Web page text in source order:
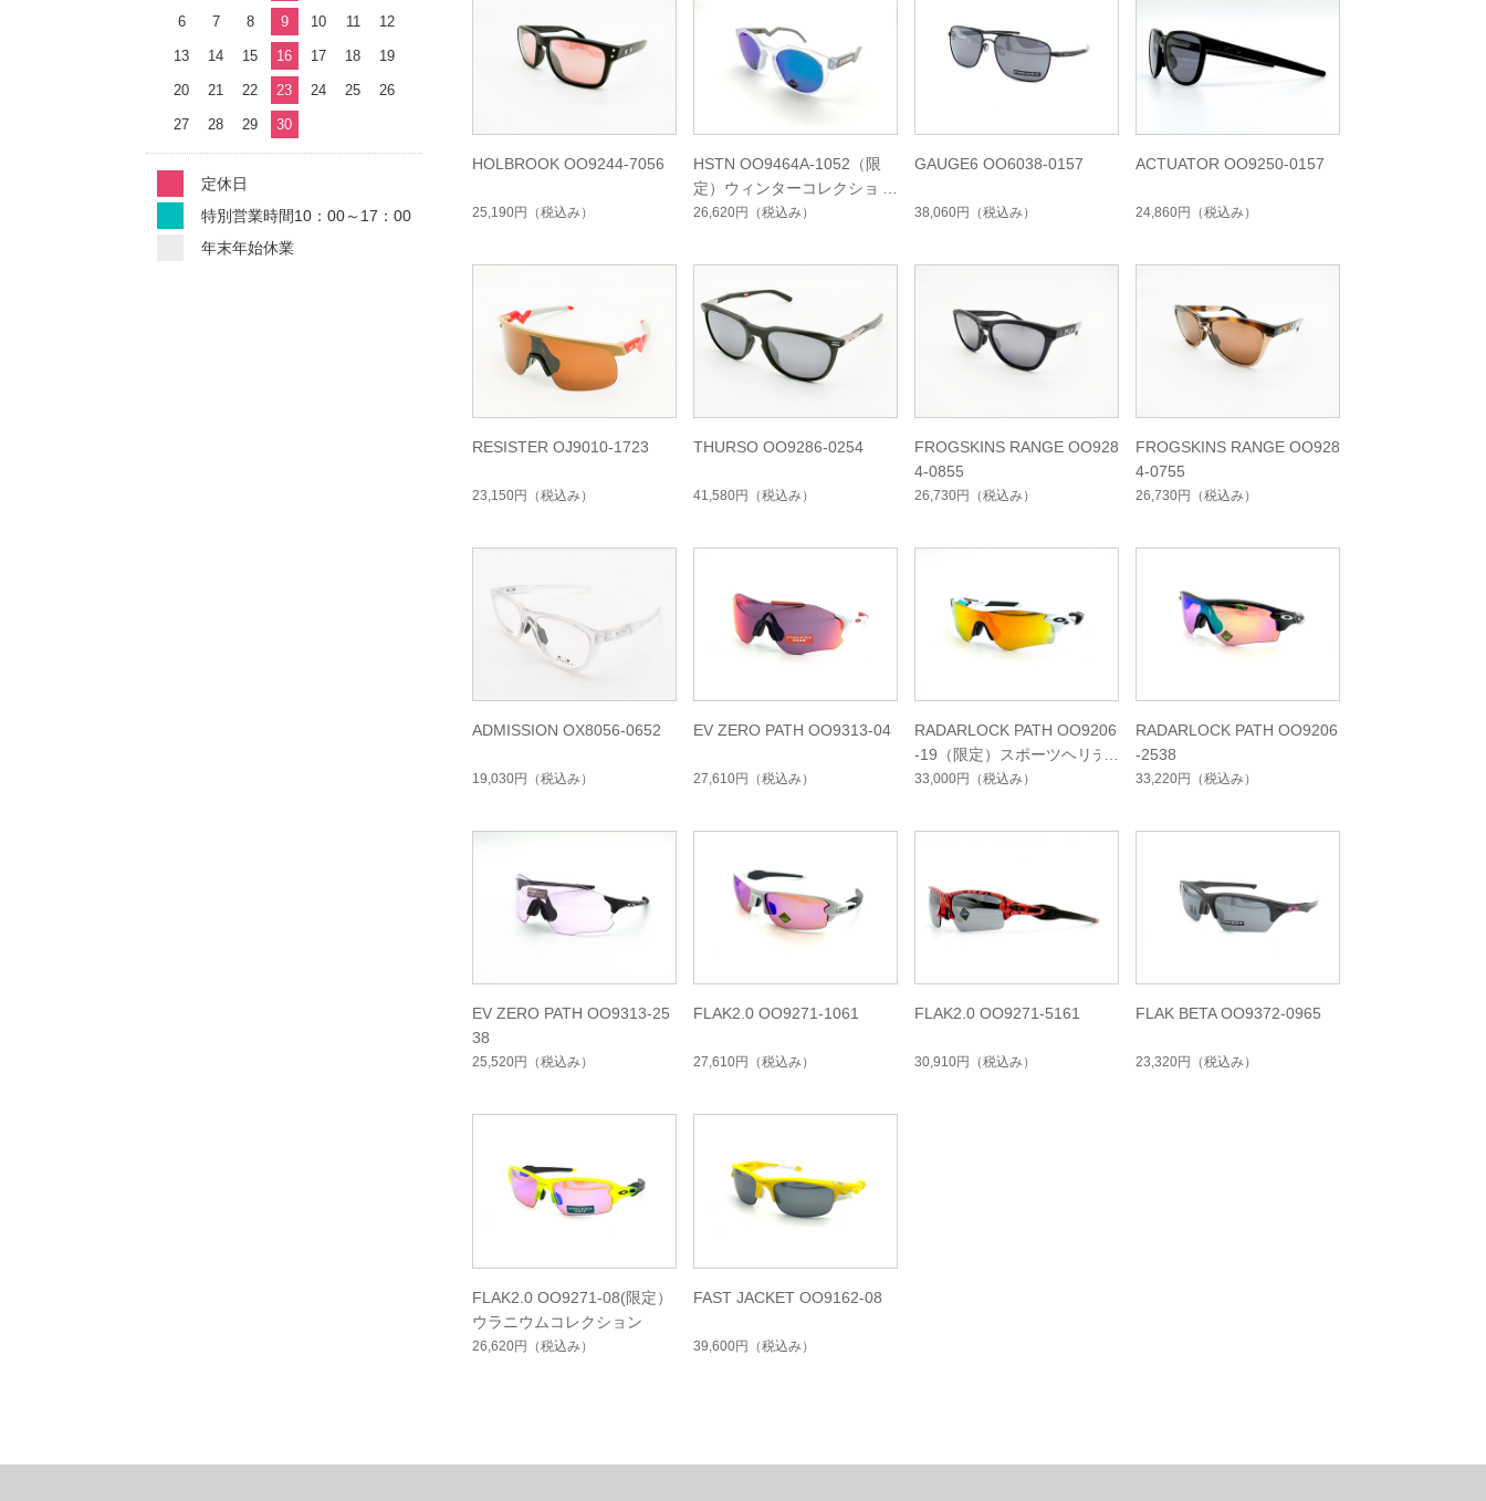
HOLBROOK OO9244-7056
25,190円 （税込み）
HSTN OO9464A-1052（限
定）ウィンターコレクション
26,620円 （税込み）
GAUGE6 OO6038-0157
38,060円 （税込み）
ACTUATOR OO9250-0157
24,860円 （税込み）
RESISTER OJ9010-1723
23,150円 （税込み）
THURSO OO9286-0254
41,580円 （税込み）
FROGSKINS RANGE OO928
4-0855
26,730円 （税込み）
FROGSKINS RANGE OO928
4-0755
26,730円 （税込み）
ADMISSION OX8056-0652
19,030円 （税込み）
EV ZERO PATH OO9313-04
27,610円 （税込み）
RADARLOCK PATH OO9206
-19（限定）スポーツヘリテ
イジコレクション
33,000円 （税込み）
RADARLOCK PATH OO9206
-2538
33,220円 （税込み）
EV ZERO PATH OO9313-25
38
25,520円 （税込み）
FLAK2.0 OO9271-1061
27,610円 （税込み）
FLAK2.0 OO9271-5161
30,910円 （税込み）
FLAK BETA OO9372-0965
23,320円 （税込み）
FLAK2.0 OO9271-08(限定）
ウラニウムコレクション
26,620円 （税込み）
FAST JACKET OO9162-08
39,600円 （税込み）
6 7 8 9 10 11 12
13 14 15 16 17 18 19
20 21 22 23 24 25 26
27 28 29 30
定休日
特別営業時間10：00～17：00
年末年始休業